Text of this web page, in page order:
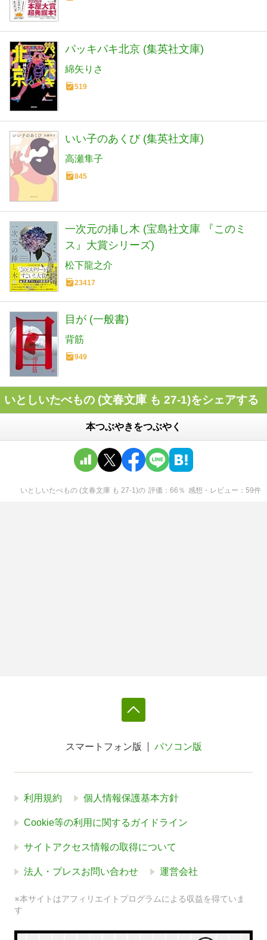
パッキパキ北京 (集英社文庫)
綿矢りさ
519
いい子のあくび (集英社文庫)
高瀬隼子
845
一次元の挿し木 (宝島社文庫 『このミ
ス』大賞シリーズ)
松下龍之介
23417
目が (一般書)
背筋
949
いとしいたべもの (文春文庫 も 27-1)をシェアする
本つぶやきをつぶやく
いとしいたべもの (文春文庫 も 27-1)の 評価 66 ％ 感想・レビュー 59件
スマートフォン版 パソコン版
利用規約 個人情報保護基本方針
Cookie等の利用に関するガイドライン
サイトアクセス情報の取得について
法人・プレスお問い合わせ 運営会社
※本サイトはアフィリエイトプログラムによる収益を得ていま
す